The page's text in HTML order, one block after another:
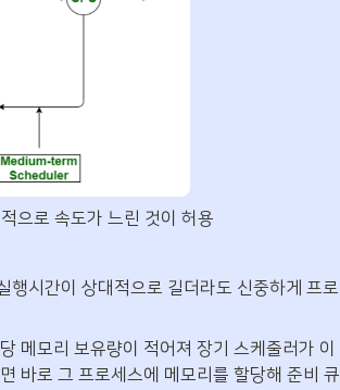
으로 속도가 느린 것이 허용
시간이 상대적으로 길더라도 신중하게 프로
메모리 보유량이 적어져 장기 스케줄러가 이
바로 그 프로세스에 메모리를 할당해 준비 큐